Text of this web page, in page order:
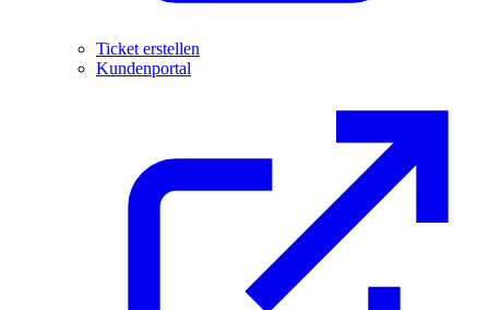
Ticket erstellen
Kundenportal